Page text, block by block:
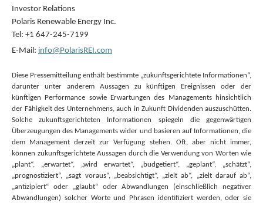
Investor Relations
Polaris Renewable Energy Inc.
Tel: +1 647-245-7199
E-Mail: info@PolarisREI.com
Diese Pressemitteilung enthält bestimmte „zukunftsgerichtete Informationen“,
darunter unter anderem Aussagen zu künftigen Ereignissen oder der
künftigen Performance sowie Erwartungen des Managements hinsichtlich
der Fähigkeit des Unternehmens, auch in Zukunft Dividenden auszuschütten.
Solche zukunftsgerichteten Informationen spiegeln die gegenwärtigen
Überzeugungen des Managements wider und basieren auf Informationen, die
dem Management derzeit zur Verfügung stehen. Oft, aber nicht immer,
können zukunftsgerichtete Aussagen durch die Verwendung von Worten wie
„plant“, „erwartet“, „wird erwartet“, „budgetiert“, „geplant“, „schätzt“,
„prognostiziert“, „sagt voraus“, „beabsichtigt“, „zielt ab“, „zielt darauf ab“,
„antizipiert“ oder „glaubt“ oder Abwandlungen (einschließlich negativer
Abwandlungen) solcher Worte und Phrasen identifiziert werden, oder sie